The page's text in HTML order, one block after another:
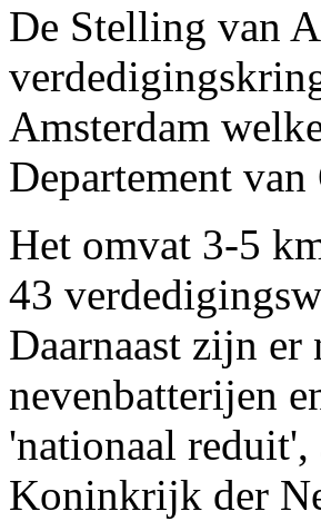
De Stelling van
Amsterdam
Departement
Het omvat 3-5
43
Daarnaast zijn
nevenbatterijen
'nationaal reduit',
Koninkrijk der